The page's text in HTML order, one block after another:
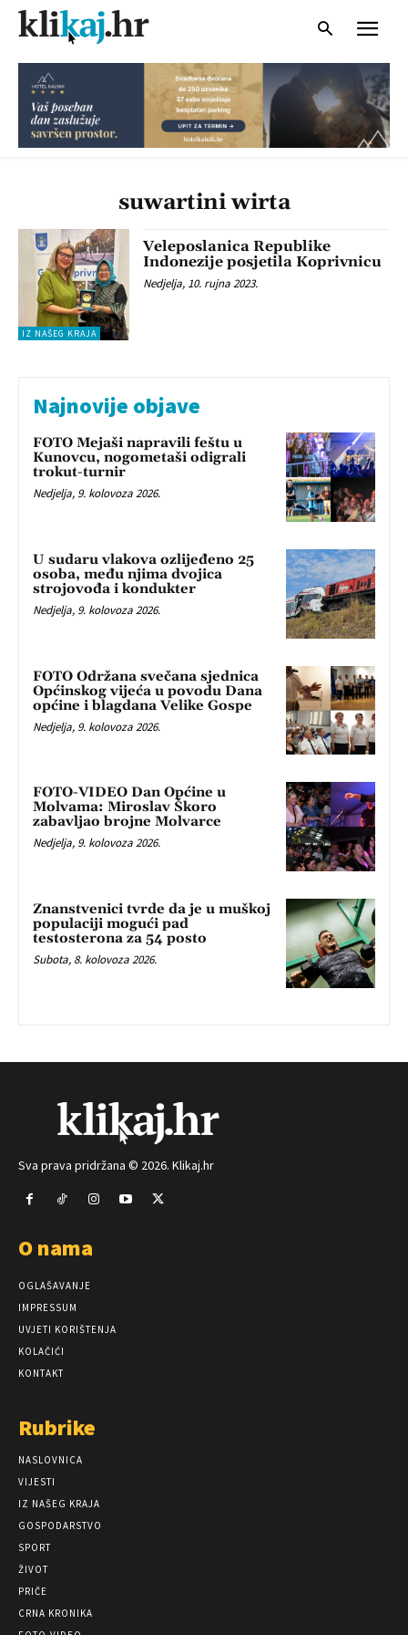
suwartini wirta
IZ NAŠEG KRAJA
Veleposlanica Republike
Indonezije posjetila Koprivnicu
Nedjelja, 10. rujna 2023.
Najnovije objave
FOTO Mejaši napravili feštu u
Kunovcu, nogometaši odigrali
trokut-turnir
Nedjelja, 9. kolovoza 2026.
U sudaru vlakova ozlijeđeno 25
osoba, među njima dvojica
strojovođa i kondukter
Nedjelja, 9. kolovoza 2026.
FOTO Održana svečana sjednica
Općinskog vijeća u povodu Dana
općine i blagdana Velike Gospe
Nedjelja, 9. kolovoza 2026.
FOTO-VIDEO Dan Općine u
Molvama: Miroslav Škoro
zabavljao brojne Molvarce
Nedjelja, 9. kolovoza 2026.
Znanstvenici tvrde da je u muškoj
populaciji mogući pad
testosterona za 54 posto
Subota, 8. kolovoza 2026.
Sva prava pridržana © 2026. Klikaj.hr
O nama
OGLAŠAVANJE
IMPRESSUM
UVJETI KORIŠTENJA
KOLAČIĆI
KONTAKT
Rubrike
NASLOVNICA
VIJESTI
IZ NAŠEG KRAJA
GOSPODARSTVO
SPORT
ŽIVOT
PRIČE
CRNA KRONIKA